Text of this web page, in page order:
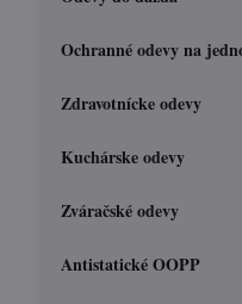
Ochranné odevy na
Zdravotnícke odevy
Kuchárske odevy
Zváračské odevy
Antistatické OOPP